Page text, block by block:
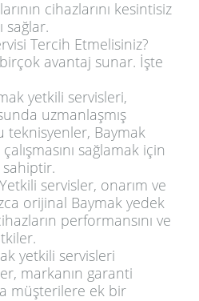
cihazlarını kesintisiz
sağlar.
Tercih Etmelisiniz?
avantaj sunar. İşte
yetkili servisleri,
uzmanlaşmış
teknisyenler, Baymak
sağlamak için
servisler, onarım ve
orijinal Baymak yedek
performansını ve
yetkili servisleri
markanın garanti
müşterilere ek bir